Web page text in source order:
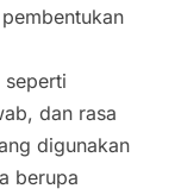
seperti
dan rasa
digunakan
berupa